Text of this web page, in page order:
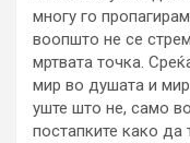
многу го
воопшто не се
мртвата точка.
мир во душата и мир
уште што не, само
постапките како да